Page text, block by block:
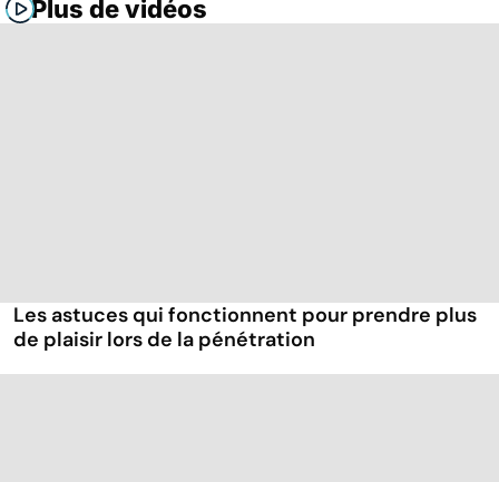
Plus de vidéos
Les astuces qui fonctionnent pour prendre plus
de plaisir lors de la pénétration